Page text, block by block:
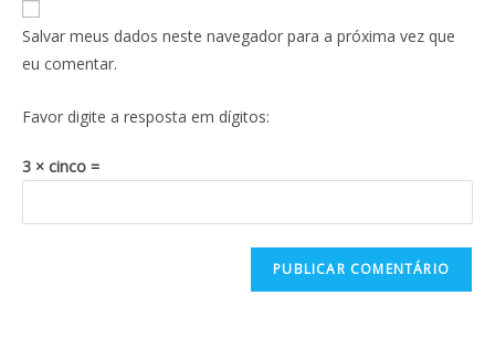
Salvar meus dados neste navegador para a próxima vez que
eu comentar.
Favor digite a resposta em dígitos:
3 × cinco =